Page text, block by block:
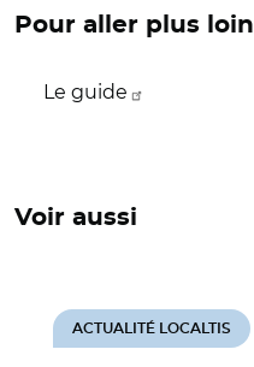
Pour aller plus loin
Le guide
Voir aussi
ACTUALITÉ LOCALTIS